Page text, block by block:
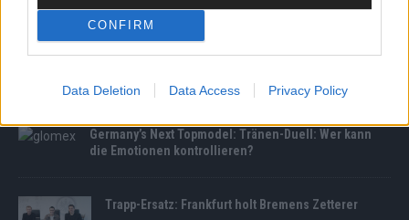
CONFIRM
Data Deletion Data Access Privacy Policy
MEDIATHEK
Kann Anfänger Niklas mit Aldin mithalten?
Germany’s Next Topmodel: Tränen-Duell: Wer kann
die Emotionen kontrollieren?
Trapp-Ersatz: Frankfurt holt Bremens Zetterer